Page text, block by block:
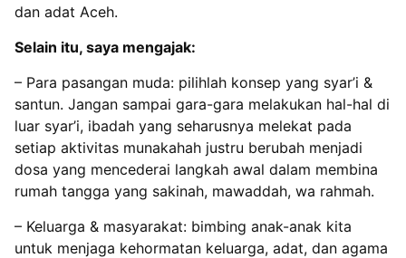
dan adat Aceh.
Selain itu, saya mengajak:
– ‌Para pasangan muda: pilihlah konsep yang syar’i &
santun. Jangan sampai gara-gara melakukan hal-hal di
luar syar’i, ibadah yang seharusnya melekat pada
setiap aktivitas munakahah justru berubah menjadi
dosa yang mencederai langkah awal dalam membina
rumah tangga yang sakinah, mawaddah, wa rahmah.
– ‌Keluarga & masyarakat: bimbing anak-anak kita
untuk menjaga kehormatan keluarga, adat, dan agama